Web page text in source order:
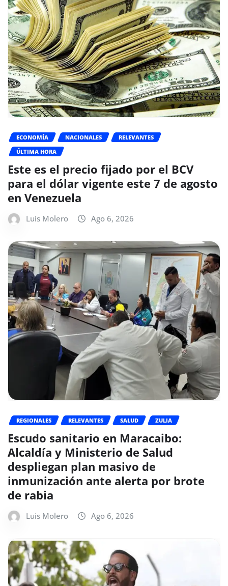
ECONOMÍA NACIONALES
RELEVANTES
ÚLTIMA HORA
Este es el precio fijado por el BCV
para el dólar vigente este 7 de agosto
en Venezuela
Luis Molero Ago 6, 2026
REGIONALES RELEVANTES SALUD ZULIA
Escudo sanitario en Maracaibo:
Alcaldía y Ministerio de Salud
despliegan plan masivo de
inmunización ante alerta por brote
de rabia
Luis Molero Ago 6, 2026